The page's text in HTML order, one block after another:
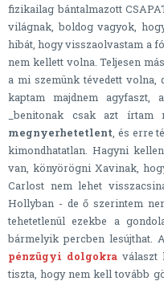
fizikailag bántalmazott
világnak, boldog vagyok,
hibát, hogy visszaolvastam a
nem kellett volna. Teljesen
a mi szemünk tévedett volna,
kaptam majdnem agyfaszt,
_benitonak csak azt írtam
megnyerhetetlent , és erre
kimondhatatlan. Hagyni
van, könyörögni Xavinak,
Carlost nem lehet
Hollyban - de ő szerintem
tehetetlenül ezekbe a
bármelyik percben lesújthat. A
pénzügyi dolgokraválaszt
tiszta, hogy nem kell tovább